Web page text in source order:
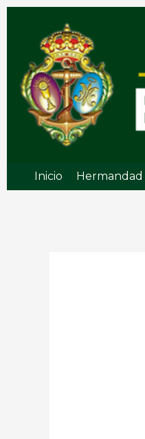
contenido
Inicio Hermandad